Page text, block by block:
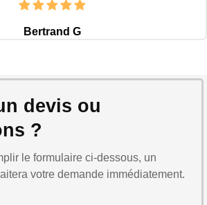
Bertrand G
devis ou
?
le formulaire ci-dessous, un
votre demande immédiatement.